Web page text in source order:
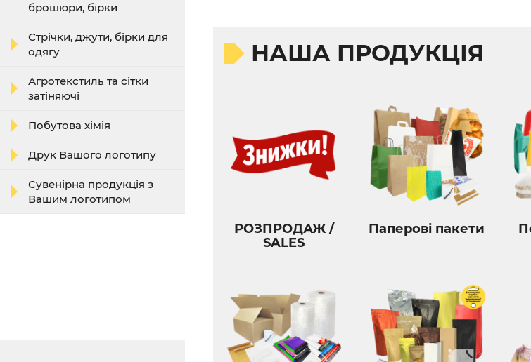
брошюри, бірки
Стрічки, джути, бірки для
одягу
Агротекстиль та сітки
затіняючі
Побутова хімія
Друк Вашого логотипу
Сувенірна продукція з
Вашим логотипом
НАША ПРОДУКЦІЯ
РОЗПРОДАЖ /
SALES
Паперові пакети